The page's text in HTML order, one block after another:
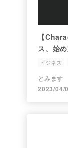
【
ス、始
ビジネス
とみます
2023/04/